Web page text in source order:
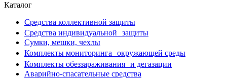
Каталог
Средства коллективной защиты
Средства индивидуальной защиты
Сумки, мешки, чехлы
Комплекты мониторинга окружающей среды
Комплекты обеззараживания и дегазации
Аварийно-спасательные средства